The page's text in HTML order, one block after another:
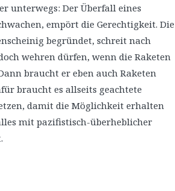
unterwegs: Der Überfall eines
empört die Gerechtigkeit. Die
begründet, schreit nach
wehren dürfen, wenn die Raketen
braucht er eben auch Raketen
braucht es allseits geachtete
damit die Möglichkeit erhalten
mit pazifistisch-überheblicher